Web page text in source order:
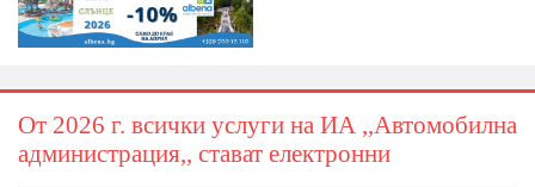
От 2026 г. всички услуги на ИА ,,Автомобилна
администрация,, стават електронни